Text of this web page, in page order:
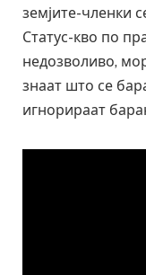
земјите-членки
Статус-кво по
недозволиво,
знаат што се
игнорираат